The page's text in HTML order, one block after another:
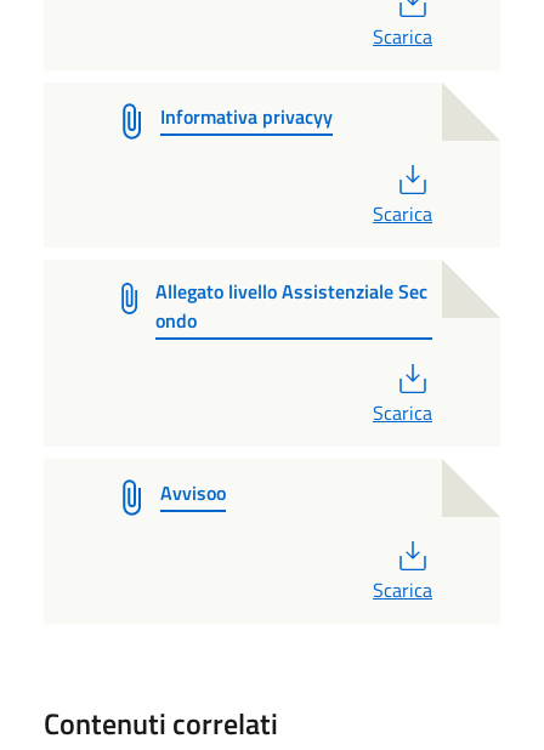
Scarica
Informativa privacyy
Scarica
Allegato livello Assistenziale Sec
ondo
Scarica
Avvisoo
Scarica
Contenuti correlati